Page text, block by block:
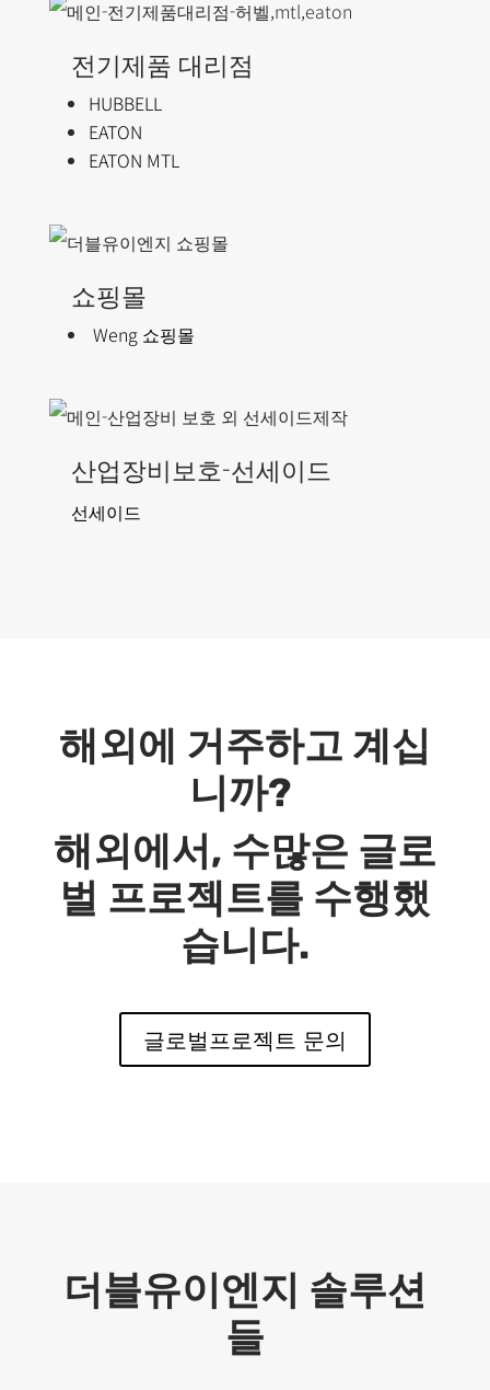
전기제품 대리점
HUBBELL
EATON
EATON MTL
쇼핑몰
Weng 쇼핑몰
산업장비보호-선세이드
선세이드
해외에 거주하고 계십
니까?
해외에서, 수많은 글로
벌 프로젝트를 수행했
습니다.
글로벌프로젝트 문의
더블유이엔지 솔루션
들